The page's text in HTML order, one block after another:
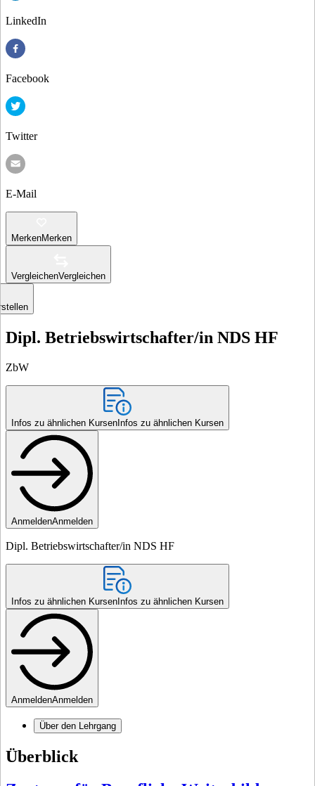
LinkedIn
Facebook
Twitter
E-Mail
MerkenMerken
VergleichenVergleichen
Dipl. Be­triebs­wirt­schaf­ter/in NDS HF
ZbW
Infos zu ähnlichen Kursen Infos zu ähnlichen Kursen
AnmeldenAnmelden
Dipl. Be­triebs­wirt­schaf­ter/in NDS HF
Infos zu ähnlichen Kursen Infos zu ähnlichen Kursen
AnmeldenAnmelden
Über den Lehrgang
Überblick